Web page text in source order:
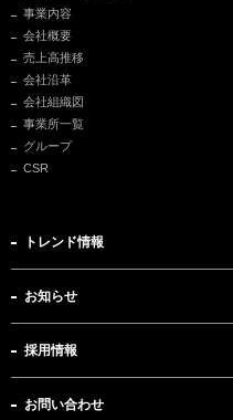
事業内容
会社概要
売上高推移
会社沿革
会社組織図
事業所一覧
グループ
CSR
トレンド情報
お知らせ
採用情報
お問い合わせ